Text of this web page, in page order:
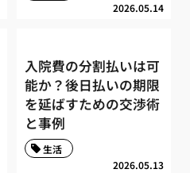
2026.05.14
入院費の分割払いは可
能か？後日払いの期限
を延ばすための交渉術
と事例
2026.05.13
生活